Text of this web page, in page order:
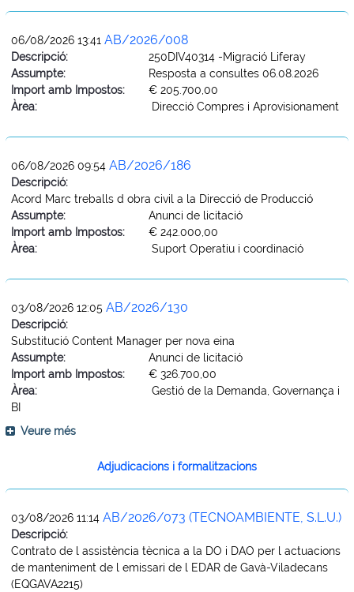
06/08/2026 13:41 AB/2026/008
Descripció:
250DIV40314 -Migració Liferay
Assumpte:
Resposta a consultes 06.08.2026
Import amb Impostos:
€ 205.700,00
Àrea:
Direcció Compres i Aprovisionament
06/08/2026 09:54 AB/2026/186
Descripció:
Acord Marc treballs d obra civil a la Direcció de Producció
Assumpte:
Anunci de licitació
Import amb Impostos:
€ 242.000,00
Àrea:
Suport Operatiu i coordinació
03/08/2026 12:05 AB/2026/130
Descripció:
Substitució Content Manager per nova eina
Assumpte:
Anunci de licitació
Import amb Impostos:
€ 326.700,00
Àrea:
Gestió de la Demanda, Governança i
BI
Veure més
Adjudicacions i formalitzacions
03/08/2026 11:14 AB/2026/073 (TECNOAMBIENTE, S.L.U.)
Descripció:
Contrato de l assistència tècnica a la DO i DAO per l actuacions
de manteniment de l emissari de l EDAR de Gavà-Viladecans
(EQGAVA2215)